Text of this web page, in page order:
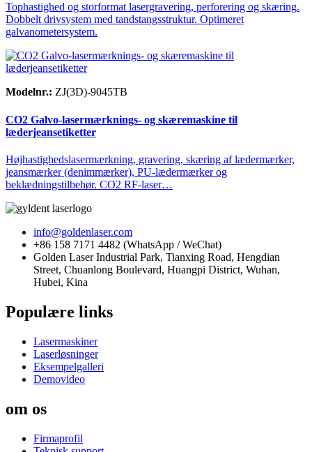
Tophastighed og storformat lasergravering, perforering og skæring.
Dobbelt drivsystem med tandstangsstruktur. Optimeret
galvanometersystem.
Modelnr.: ZJ(3D)-9045TB
CO2 Galvo-lasermærknings- og skæremaskine til
læderjeansetiketter
Højhastighedslasermærkning, gravering, skæring af lædermærker,
jeansmærker (denimmærker), PU-lædermærker og
beklædningstilbehør. CO2 RF-laser…
info@goldenlaser.com
+86 158 7171 4482 (WhatsApp / WeChat)
Golden Laser Industrial Park, Tianxing Road, Hengdian
Street, Chuanlong Boulevard, Huangpi District, Wuhan,
Hubei, Kina
Populære links
Lasermaskiner
Laserløsninger
Eksempelgalleri
Demovideo
om os
Firmaprofil